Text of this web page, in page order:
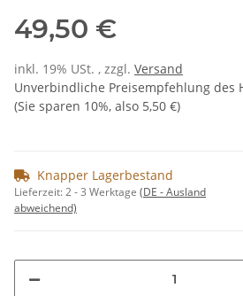
49,50 €
inkl. 19% USt. , zzgl. Versand
Unverbindliche Preisempfehlung des
(Sie sparen 10%, also 5,50 €)
Knapper Lagerbestand
Lieferzeit:2 - 3 Werktage (DE - Ausland
abweichend)